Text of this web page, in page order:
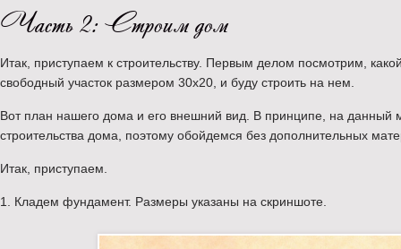
Часть 2: Строим дом
Итак, приступаем к строительству. Первым делом посмотрим,
свободный участок размером 30х20, и буду строить на нем.
Вот план нашего дома и его внешний вид. В принципе, на данный
строительства дома, поэтому обойдемся без дополнительных
Итак, приступаем.
1. Кладем фундамент. Размеры указаны на скриншоте.